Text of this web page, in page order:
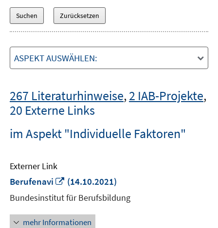
ASPEKT AUSWÄHLEN:
267 Literaturhinweise,2 IAB-Projekte,
20 Externe Links
im Aspekt "Individuelle Faktoren"
Externer Link
Berufenavi
In
neuem
Fenster
öffnen
(14.10.2021)
Bundesinstitut für Berufsbildung
mehr Informationen